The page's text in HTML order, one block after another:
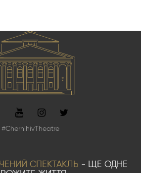
#ChernihivTheatre
СПЕКТАКЛЬ - ЩЕ ОДНЕ